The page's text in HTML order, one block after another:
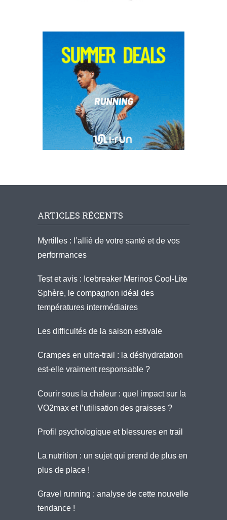
ARTICLES RÉCENTS
Myrtilles : l’allié de votre santé et de vos
performances
Test et avis : Icebreaker Merinos Cool-Lite
Sphère, le compagnon idéal des
températures intermédiaires
Les difficultés de la saison estivale
Crampes en ultra-trail : la déshydratation
est-elle vraiment responsable ?
Courir sous la chaleur : quel impact sur la
VO2max et l’utilisation des graisses ?
Profil psychologique et blessures en trail
La nutrition : un sujet qui prend de plus en
plus de place !
Gravel running : analyse de cette nouvelle
tendance !